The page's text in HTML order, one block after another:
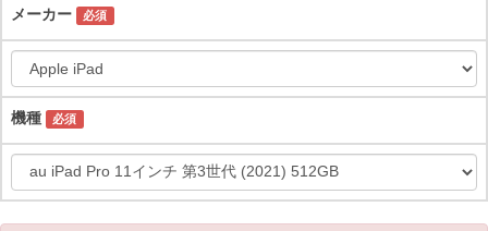
メーカー 必須
機種 必須